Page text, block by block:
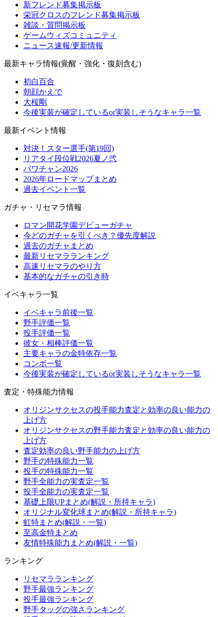
新フレンド募集掲示板
栄冠クロスのフレンド募集掲示板
雑談・質問掲示板
ゲームウィズコミュニティ
ニュース速報/更新情報
最新キャラ情報(覚醒・強化・復刻含む)
初白百合
朝顔かえで
大桜剛
今後実装が確定しているor実装しそうなキャラ一覧
最新イベント情報
対決！スター選手(第19回)
リアタイ段位戦2026夏ノ弐
パワチャン2026
2026年ロードマップまとめ
過去イベント一覧
ガチャ・リセマラ情報
ロマン開花学園デビューガチャ
今どのガチャを引くべき？優先度解説
過去のガチャまとめ
最新リセマラランキング
高速リセマラのやり方
基本的なガチャの引き時
イベキャラ一覧
イベキャラ前後一覧
野手評価一覧
投手評価一覧
彼女・相棒評価一覧
主要キャラの金特依存一覧
コンボ一覧
今後実装が確定しているor実装しそうなキャラ一覧
査定・特殊能力情報
オリジンサクセスの投手能力査定と効率の良い能力の
上げ方
オリジンサクセスの野手能力査定と効率の良い能力の
上げ方
査定効率の良い野手能力の上げ方
野手の特殊能力一覧
投手の特殊能力一覧
野手全能力の実査定一覧
投手全能力の実査定一覧
基礎上限UPまとめ(解説・所持キャラ)
オリジナル変化球まとめ(解説・所持キャラ)
虹特まとめ(解説・一覧)
至高金特まとめ
友情特殊能力まとめ(解説・一覧)
ランキング
リセマラランキング
野手最強ランキング
投手最強ランキング
野手タッグの強さランキング